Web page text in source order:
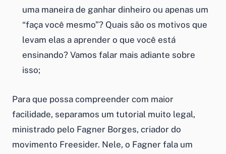
uma maneira de ganhar dinheiro ou apenas um
“faça você mesmo”? Quais são os motivos que
levam elas a aprender o que você está
ensinando? Vamos falar mais adiante sobre
isso;
Para que possa compreender com maior
facilidade, separamos um tutorial muito legal,
ministrado pelo Fagner Borges, criador do
movimento Freesider. Nele, o Fagner fala um